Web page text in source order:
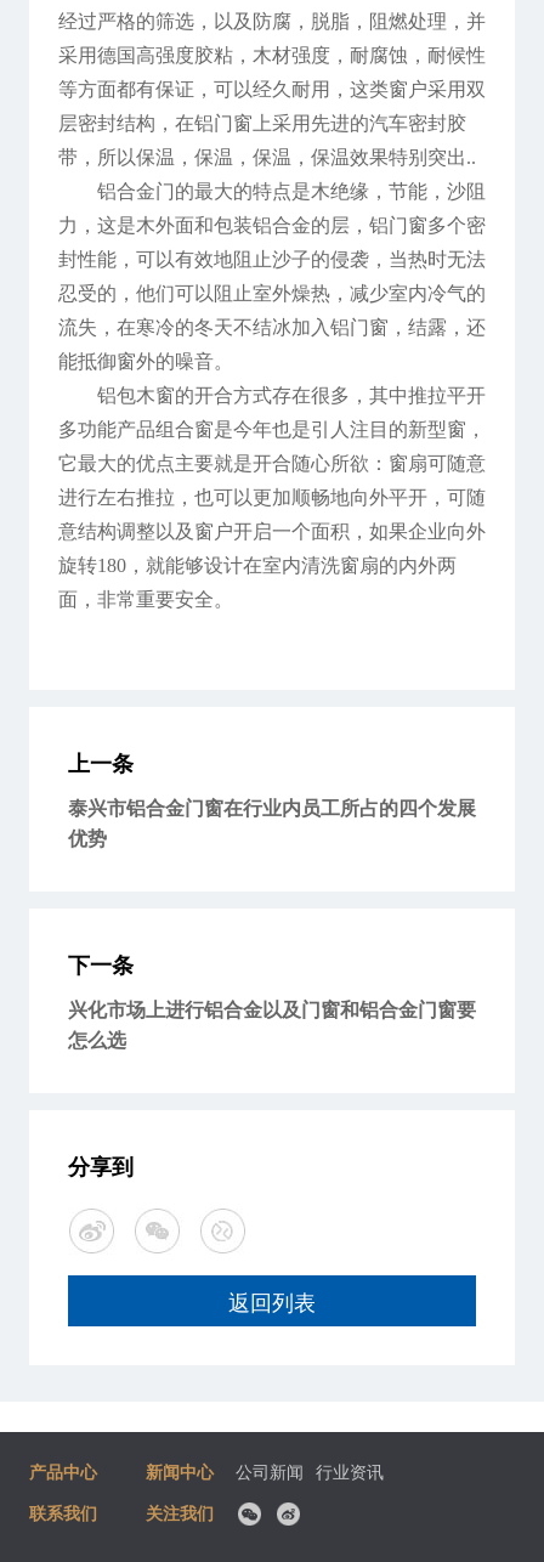
经过严格的筛选，以及防腐，脱脂，阻燃处理，并
采用德国高强度胶粘，木材强度，耐腐蚀，耐候性
等方面都有保证，可以经久耐用，这类窗户采用双
层密封结构，在铝门窗上采用先进的汽车密封胶
带，所以保温，保温，保温，保温效果特别突出..
铝合金门的最大的特点是木绝缘，节能，沙阻
力，这是木外面和包装铝合金的层，铝门窗多个密
封性能，可以有效地阻止沙子的侵袭，当热时无法
忍受的，他们可以阻止室外燥热，减少室内冷气的
流失，在寒冷的冬天不结冰加入铝门窗，结露，还
能抵御窗外的噪音。
铝包木窗的开合方式存在很多，其中推拉平开
多功能产品组合窗是今年也是引人注目的新型窗，
它最大的优点主要就是开合随心所欲：窗扇可随意
进行左右推拉，也可以更加顺畅地向外平开，可随
意结构调整以及窗户开启一个面积，如果企业向外
旋转180，就能够设计在室内清洗窗扇的内外两
面，非常重要安全。
上一条
泰兴市铝合金门窗在行业内员工所占的四个发展
优势
下一条
兴化市场上进行铝合金以及门窗和铝合金门窗要
怎么选
分享到
返回列表
产品中心 新闻中心 公司新闻 行业资讯
联系我们
关注我们